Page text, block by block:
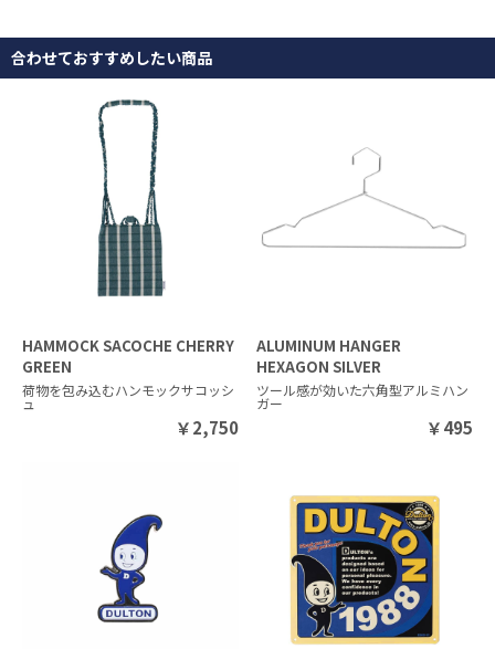
合わせておすすめしたい商品
HAMMOCK SACOCHE CHERRY
GREEN
荷物を包み込むハンモックサコッシ
ュ
￥2,750
ALUMINUM HANGER
HEXAGON SILVER
ツール感が効いた六角型アルミハン
ガー
￥495